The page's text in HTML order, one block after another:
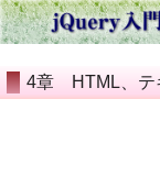
4章 HTML、テ